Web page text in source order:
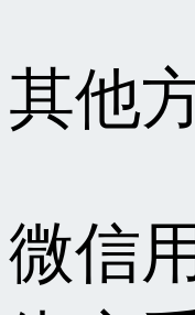
其他
微信